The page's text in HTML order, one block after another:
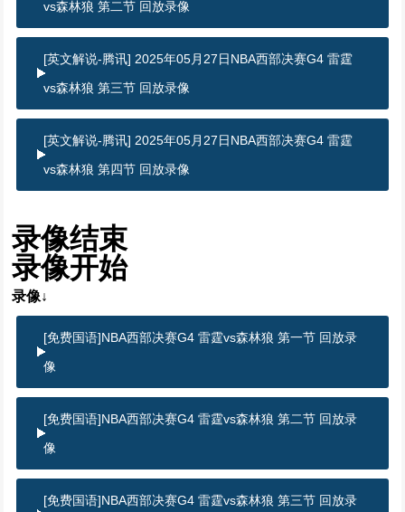
vs森林狼 第二节 回放录像
[英文解说-腾讯] 2025年05月27日NBA西部决赛G4 雷霆
vs森林狼 第三节 回放录像
[英文解说-腾讯] 2025年05月27日NBA西部决赛G4 雷霆
vs森林狼 第四节 回放录像
录像结束
录像开始
录像↓
[免费国语]NBA西部决赛G4 雷霆vs森林狼 第一节 回放录
像
[免费国语]NBA西部决赛G4 雷霆vs森林狼 第二节 回放录
像
[免费国语]NBA西部决赛G4 雷霆vs森林狼 第三节 回放录